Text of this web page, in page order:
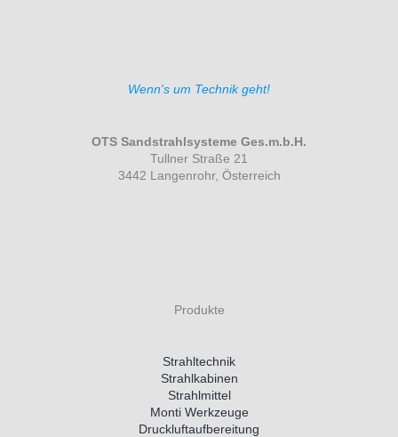
Wenn's um Technik geht!
OTS Sandstrahlsysteme Ges.m.b.H.
Tullner Straße 21
3442 Langenrohr, Österreich
Produkte
Strahltechnik
Strahlkabinen
Strahlmittel
Monti Werkzeuge
Druckluftaufbereitung